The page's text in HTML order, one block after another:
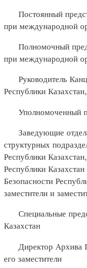
Постоянный
при международной
Полномочный
при международной
Руководитель
Республики
Уполномоченный
Заведующие
структурных
Республики
Республики
Безопасности
заместители и
Специальные
Казахстан
Директор Архива
его заместители